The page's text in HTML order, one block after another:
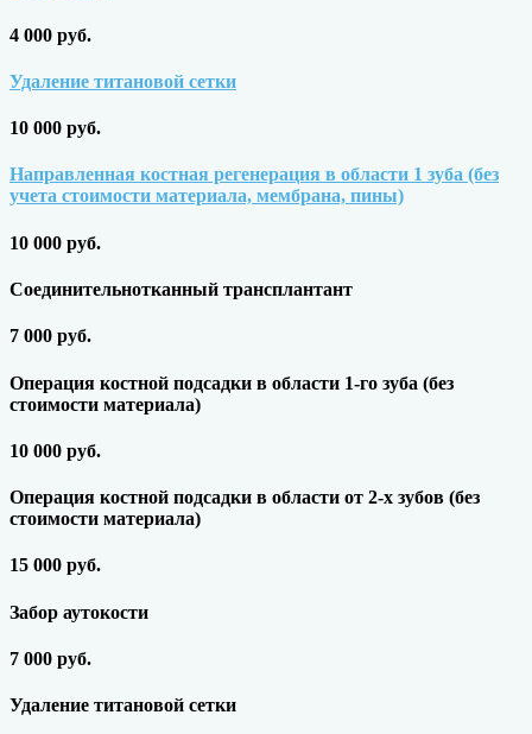
4 000 руб.
Удаление титановой сетки
10 000 руб.
Направленная костная регенерация в области 1 зуба (без
учета стоимости материала, мембрана, пины)
10 000 руб.
Соединительнотканный трансплантант
7 000 руб.
Операция костной подсадки в области 1-го зуба (без
стоимости материала)
10 000 руб.
Операция костной подсадки в области от 2-х зубов (без
стоимости материала)
15 000 руб.
Забор аутокости
7 000 руб.
Удаление титановой сетки